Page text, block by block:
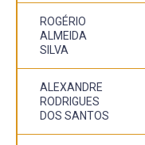
ROGÉRIO
ALMEIDA
SILVA
ALEXANDRE
RODRIGUES
DOS SANTOS